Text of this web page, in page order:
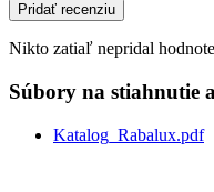
Pridať recenziu
Nikto zatiaľ nepridal
Súbory na stiahnutie
Katalog_Rabalux.pdf